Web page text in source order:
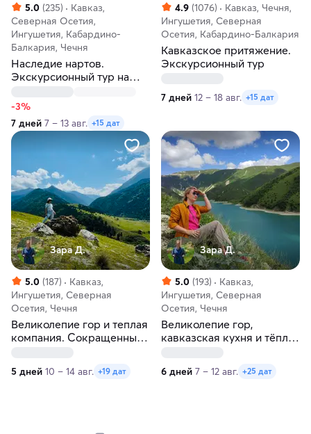
5.0 (235)
Кавказ,
Северная Осетия,
Ингушетия, Кабардино-
Балкария, Чечня
Наследие нартов.
Экскурсионный тур на
-3%
7 дней 7 – 13 авг. +15 дат
4.9 (1076)
Кавказ, Чечня,
Ингушетия, Северная
Осетия, Кабардино-Балкария
Кавказское притяжение.
Экскурсионный тур
7 дней 12 – 18 авг. +15 дат
Зара Д.
5.0 (187)
Кавказ,
Ингушетия, Северная
Осетия, Чечня
Великолепие гор и теплая
компания. Сокращенный
5 дней 10 – 14 авг. +19 дат
Зара Д.
5.0 (193)
Кавказ,
Ингушетия, Северная
Осетия, Чечня
Великолепие гор,
кавказская кухня и тёплая
6 дней 7 – 12 авг. +25 дат